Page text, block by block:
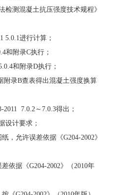
测混凝土抗压强度技术规程》
5.0.1进行计算；
和附录C执行；
和附录D执行；
附录B查表得出混凝土强度换算
7.0.2～7.0.3得出；
设计要求；
，允许误差依据《G204-2002》
依据《G204-2002》（2010年